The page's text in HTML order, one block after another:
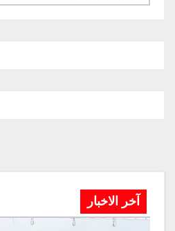
آخر الاخبار